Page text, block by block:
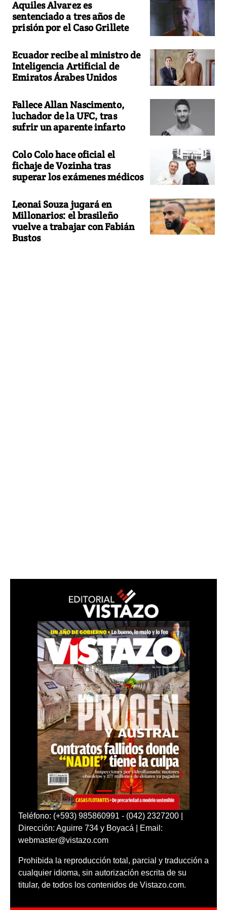
Aquiles Alvarez es
sentenciado a tres años de
prisión por el Caso Grillete
Ecuador recibe al ministro de
Inteligencia Artificial de
Emiratos Árabes Unidos
Fallece Allan Nascimento,
luchador de la UFC, tras
sufrir un aparente infarto
Colo Colo hace oficial el
fichaje de Vozinha tras
superar los exámenes médicos
Leonai Souza jugará en
Millonarios: el brasileño
vuelve a trabajar con Fabián
Bustos
Teléfono: (+593) 985860991 - (042) 2327200 |
Dirección: Aguirre 734 y Boyacá | Email:
webmaster@vistazo.com
Prohibida la reproducción total, parcial y traducción a
cualquier idioma, sin autorización escrita de su
titular, de todos los contenidos de Vistazo.com.